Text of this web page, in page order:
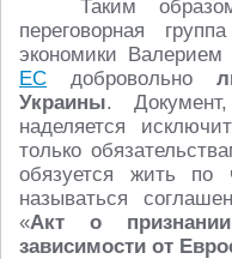
Таким
переговорная
экономики Валерием
ЕС добровольно
Украины.
наделяется
только
обязуется жить
называться
«Акт о
зависимости от